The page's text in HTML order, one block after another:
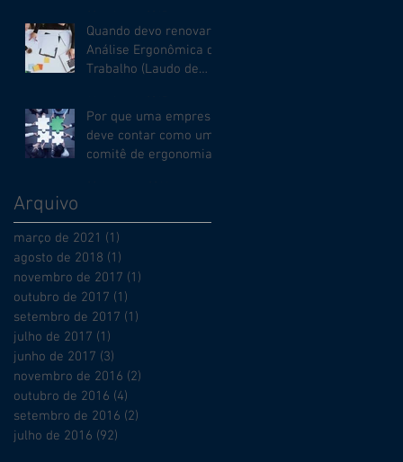
Quando devo renovar a
Análise Ergonômica do
Trabalho (Laudo de
Por que uma empresa
deve contar como um
comitê de ergonomia?
Arquivo
março de 2021 (1)
agosto de 2018 (1)
novembro de 2017 (1)
outubro de 2017 (1)
setembro de 2017 (1)
julho de 2017 (1)
junho de 2017 (3)
novembro de 2016 (2)
outubro de 2016 (4)
setembro de 2016 (2)
julho de 2016 (92)